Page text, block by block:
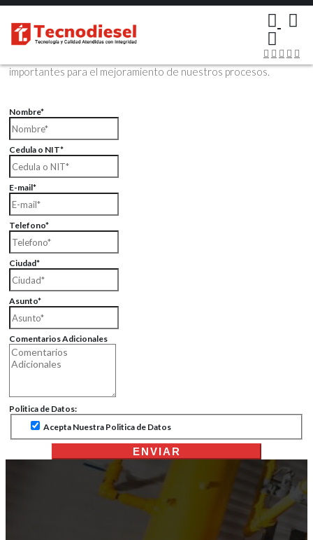
Contáctenos Vía Email
Envíenos sus datos con sus comentarios, sus opiniones son muy
importantes para el mejoramiento de nuestros procesos.
Nombre*
Cedula o NIT*
E-mail*
Telefono*
Ciudad*
Asunto*
Comentarios Adicionales
Politica de Datos:
Acepta Nuestra Politica de Datos
ENVIAR